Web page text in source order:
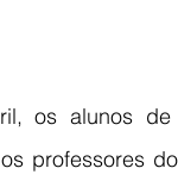
os alunos de
professores